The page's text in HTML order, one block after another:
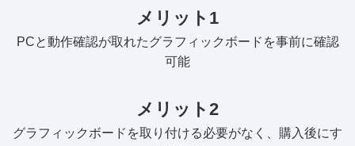
メリット1
PCと動作確認が取れたグラフィックボードを事前に確認
可能
メリット2
グラフィックボードを取り付ける必要がなく、購入後にす